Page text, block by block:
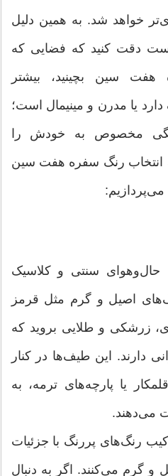
خواهد شد. به همین دلیل
دقت کنید که فضایی که
سین بچینید، بیشتر
یا مدرن و مینیمال است؛
مخصوص به خودش را
انتخاب رنگ سفره هفت سین
حال‌وهوای سنتی و کلاسیک
اصیل و گرم مثل قرمز
زرشکی و طلایی بروید که
دارند. این طیف‌ها در کنار
یا پارچه‌های ترمه، به
می‌دهند.
رنگ‌های پررنگ با جزئیات
و گرم می‌کنند. اگر به دنبال